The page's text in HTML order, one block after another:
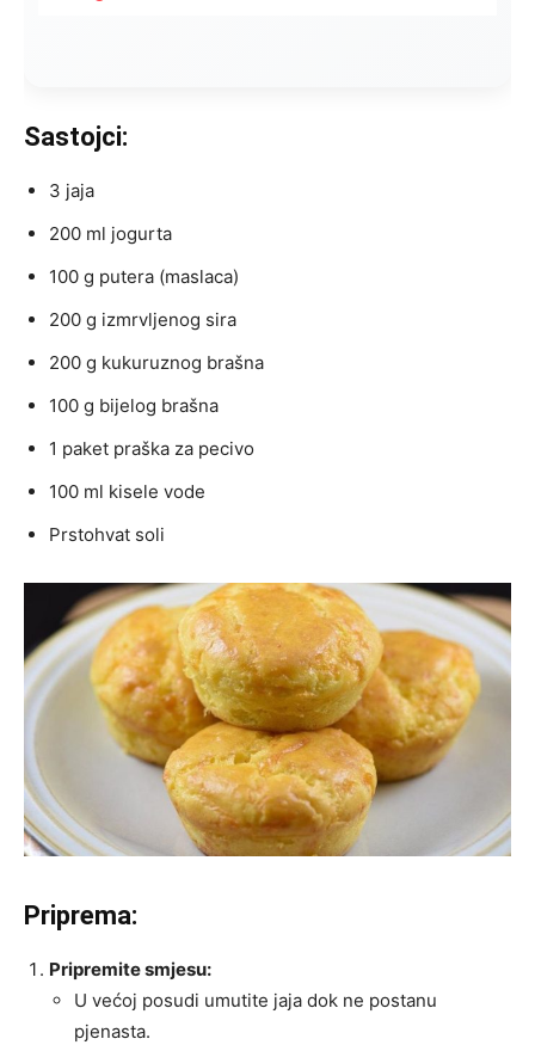
Sastojci:
3 jaja
200 ml jogurta
100 g putera (maslaca)
200 g izmrvljenog sira
200 g kukuruznog brašna
100 g bijelog brašna
1 paket praška za pecivo
100 ml kisele vode
Prstohvat soli
Priprema:
Pripremite smjesu:
U većoj posudi umutite jaja dok ne postanu
pjenasta.